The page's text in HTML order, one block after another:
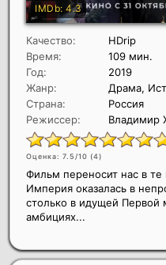
Качество:
HDrip
Время:
109 мин.
Год:
2019
Жанр:
Драма,
Страна:
Россия
Режиссер:
Владимир
Оценка: 7.5/10 (4)
Фильм переносит нас в те
Империя оказалась в
столько в идущей Первой
амбициях...